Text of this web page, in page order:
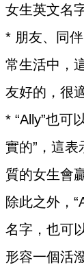
女生英文名
* 朋友、同
常生活中，
友好的，很
* “Ally”也可
實的”，這
質的女生會
除此之外，
名字，也可
形容一個活